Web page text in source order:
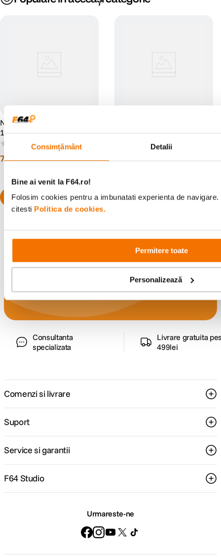
Consimțământ Detalii
Bine ai venit la F64.ro!
Folosim cookies pentru a imbunatati experienta de
citesti Politica de cookies.
Permitere toate
Personalizează
Neewer N284L Trepied 2-in-
1 200 cm
799 lei
197 cm
(0)
499 lei
Alatura-te comunitatii creatorilor
ghiduri foto-video si oferte pregatite special
pentru tine.
Consultanta
specializata
Livrare gratuita
499lei
Comenzi si livrare
Suport
Service si garantii
F64 Studio
Urmareste-ne